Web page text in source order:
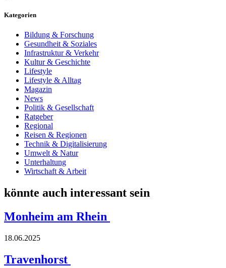
Kategorien
Bildung & Forschung
Gesundheit & Soziales
Infrastruktur & Verkehr
Kultur & Geschichte
Lifestyle
Lifestyle & Alltag
Magazin
News
Politik & Gesellschaft
Ratgeber
Regional
Reisen & Regionen
Technik & Digitalisierung
Umwelt & Natur
Unterhaltung
Wirtschaft & Arbeit
könnte auch interessant sein
Monheim am Rhein
18.06.2025
Travenhorst